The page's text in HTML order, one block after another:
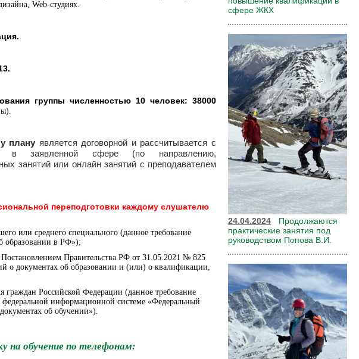
сфере ЖКХ
24.04.2024
Продолжаются
практические занятия под
руководством Попова В.И.
Web-студиях.
группы численностью 10 человек: 38000
плану является договорной и рассчитывается с
заявленной сфере (по направлению,
занятий или онлайн занятий с преподавателем
переподготовки каждому слушателю
или среднего специального (данное требование
образовании в РФ»);
Правительства РФ от 31.05.2021 № 825
о документах об образовании и (или) о квалификации,
Российской Федерации (данное требование
информационной системе «Федеральный
об обучении»).
на обучение по телефонам: